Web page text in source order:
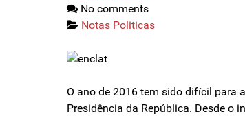
No comments
Notas Politicas
O ano de 2016 tem sido difícil para
Presidência da República. Desde o